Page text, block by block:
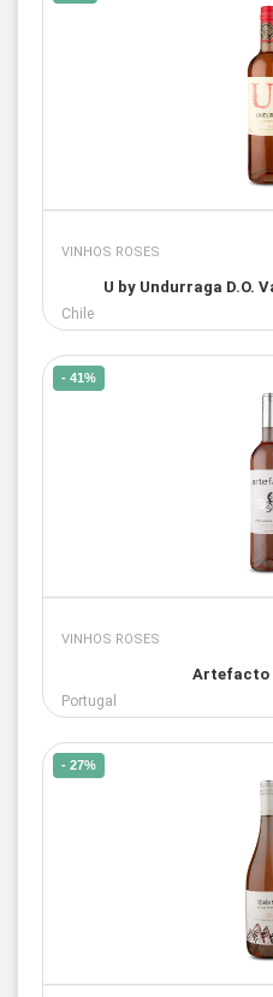
VINHOS ROSES
U by Undurraga D.O.
Chile
- 41%
VINHOS ROSES
Artefacto
Portugal
- 27%